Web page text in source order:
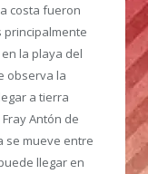
costa fueron
la playa del
observa la
a tierra
Antón de
se mueve entre
llegar en